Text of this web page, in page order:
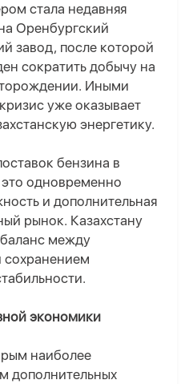
стала недавняя
Оренбургский
завод, после которой
сократить добычу на
Иными
уже оказывает
энергетику.
бензина в
одновременно
и дополнительная
рынок. Казахстану
между
сохранением
экономики
наиболее
дополнительных